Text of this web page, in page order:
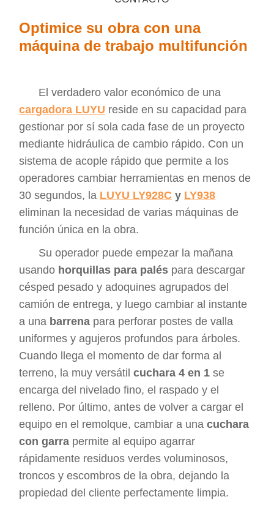
Optimice su obra con una
máquina de trabajo multifunción
El verdadero valor económico de una
cargadora LUYU reside en su capacidad para
gestionar por sí sola cada fase de un proyecto
mediante hidráulica de cambio rápido. Con un
sistema de acople rápido que permite a los
operadores cambiar herramientas en menos de
30 segundos, la LUYU LY928C y LY938
eliminan la necesidad de varias máquinas de
función única en la obra.
Su operador puede empezar la mañana
usando horquillas para palés para descargar
césped pesado y adoquines agrupados del
camión de entrega, y luego cambiar al instante
a una barrena para perforar postes de valla
uniformes y agujeros profundos para árboles.
Cuando llega el momento de dar forma al
terreno, la muy versátilcuchara 4 en 1 se
encarga del nivelado fino, el raspado y el
relleno. Por último, antes de volver a cargar el
equipo en el remolque, cambiar a unacuchara
con garra permite al equipo agarrar
rápidamente residuos verdes voluminosos,
troncos y escombros de la obra, dejando la
propiedad del cliente perfectamente limpia.